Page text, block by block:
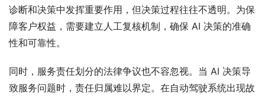
诊断和决策中发挥重要作用，但决策过程往往不透明。为保
障客户权益，需要建立人工复核机制，确保 AI 决策的准确
性和可靠性。
同时，服务责任划分的法律争议也不容忽视。当 AI 决策导
致服务问题时，责任归属难以界定。在自动驾驶系统出现故